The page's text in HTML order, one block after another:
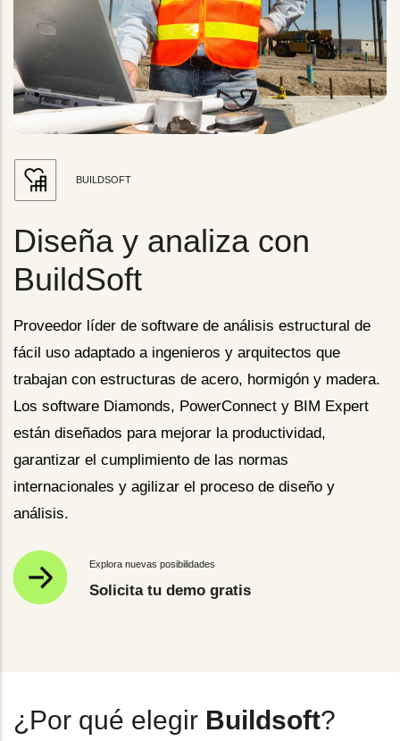
BUILDSOFT
Diseña y analiza con
BuildSoft
Proveedor líder de software de análisis estructural de
fácil uso adaptado a ingenieros y arquitectos que
trabajan con estructuras de acero, hormigón y madera.
Los software Diamonds, PowerConnect y BIM Expert
están diseñados para mejorar la productividad,
garantizar el cumplimiento de las normas
internacionales y agilizar el proceso de diseño y
análisis.
Explora nuevas posibilidades
Solicita tu demo gratis
¿Por qué elegir Buildsoft?